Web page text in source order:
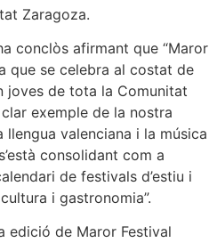
Zaragoza.
conclòs afirmant que “Maror
que se celebra al costat de
joves de tota la Comunitat
exemple de la nostra
llengua valenciana i la música
consolidant com a
de festivals d’estiu i
i gastronomia”.
edició de Maror Festival